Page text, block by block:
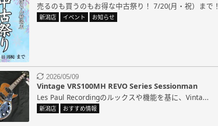
売るのも買うのもお得な中古祭り！ 7/20(月・祝）まで！
新潟店 イベント お知らせ
2026/05/09
Vintage VRS100MH REVO Series Sessionman
Les Paul Recordingのルックスや機能を基に、Vinta...
新潟店 おすすめ情報